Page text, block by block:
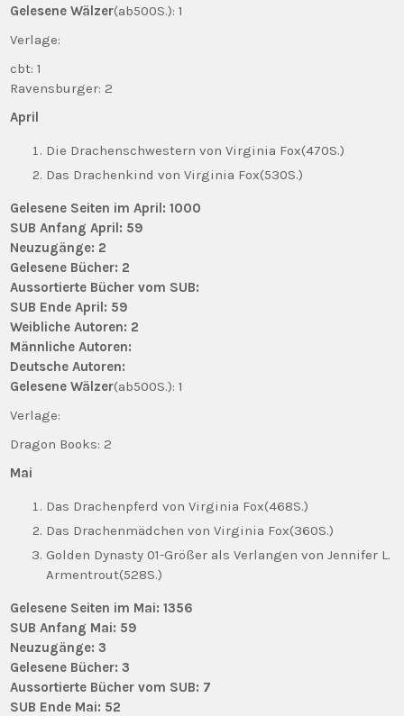
Gelesene Wälzer(ab500S.): 1
Verlage:
cbt: 1
Ravensburger: 2
April
Die Drachenschwestern von Virginia Fox(470S.)
Das Drachenkind von Virginia Fox(530S.)
Gelesene Seiten im April: 1000
SUB Anfang April: 59
Neuzugänge: 2
Gelesene Bücher: 2
Aussortierte Bücher vom SUB:
SUB Ende April: 59
Weibliche Autoren: 2
Männliche Autoren:
Deutsche Autoren:
Gelesene Wälzer(ab500S.): 1
Verlage:
Dragon Books: 2
Mai
Das Drachenpferd von Virginia Fox(468S.)
Das Drachenmädchen von Virginia Fox(360S.)
Golden Dynasty 01-Größer als Verlangen von Jennifer L.
Armentrout(528S.)
Gelesene Seiten im Mai: 1356
SUB Anfang Mai: 59
Neuzugänge: 3
Gelesene Bücher: 3
Aussortierte Bücher vom SUB: 7
SUB Ende Mai: 52